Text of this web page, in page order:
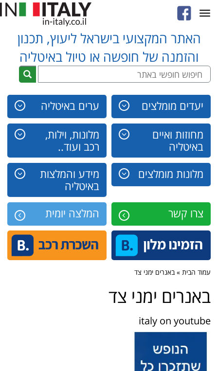
האתר המקצועי בישראל ליעוץ, תכנון
והזמנה של חופשה או טיול באיטליה
יעדים מומלצים ערים באיטליה
מחוזות ואיים
באיטליה
מלונות, וילות,
רכב ועוד..
מלונות מומלצים
מידע והמלצות
באיטליה
צרו קשר
המלצה יומית
Toggle
navigation
עמוד הבית » באנרים ימני צד
באנרים ימני צד
italy on youtube